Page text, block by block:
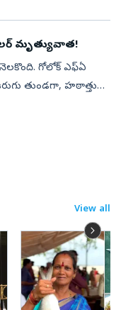
మృత్యువాత!
గోలోక్ ఎఫ్ఏ
తుండ‌గా, హ‌ఠాత్తుగా
View all